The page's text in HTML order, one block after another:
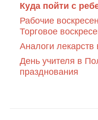
Куда пойти с
Рабочие
Торговое
Аналоги
День учителя в
празднования